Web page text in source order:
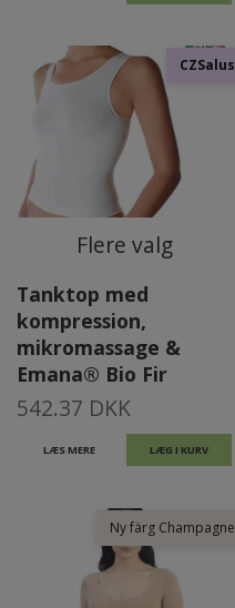
CZSalus
Flere valg
Tanktop med
kompression,
mikromassage &
Emana® Bio Fir
542.37 DKK
LÆS MERE LÆG I KURV
Ny färg Champagne